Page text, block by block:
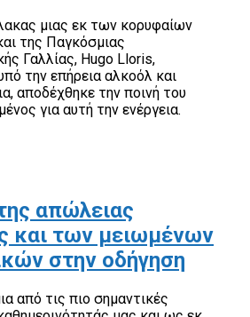
μιας εκ των κορυφαίων
της Παγκόσμιας
Γαλλίας, Hugo Lloris,
την επήρεια αλκοόλ και
αποδέχθηκε την ποινή του
για αυτή την ενέργεια.
απώλειας
και των μειωμένων
στην οδήγηση
από τις πιο σημαντικές